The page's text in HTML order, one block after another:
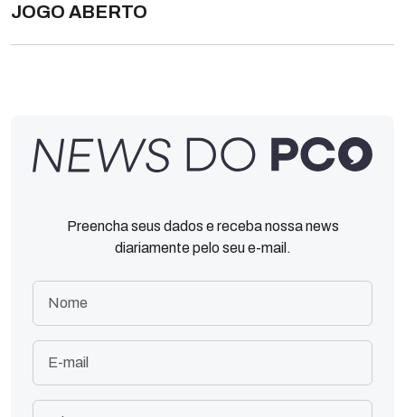
JOGO ABERTO
Preencha seus dados e receba nossa news
diariamente pelo seu e-mail.